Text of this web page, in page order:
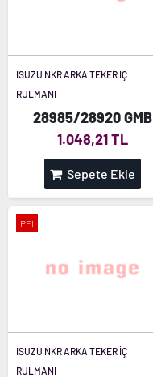
ISUZU NKR ARKA TEKER İÇ
RULMANI
28985/28920 GMB
1.048,21 TL
Sepete Ekle
PFI
ISUZU NKR ARKA TEKER İÇ
RULMANI